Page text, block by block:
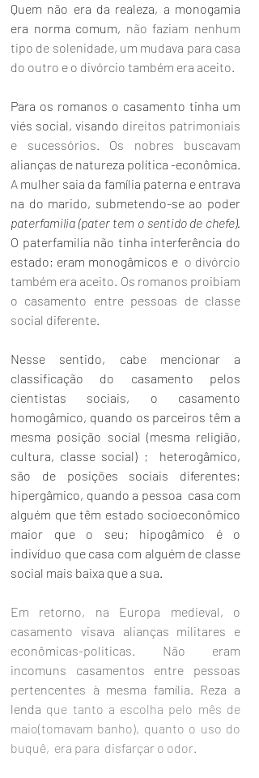
Quem não era da realeza, a monogamia
era norma comum, não faziam nenhum
tipo de solenidade, um mudava para casa
do outro e o divórcio também era aceito.
Para os romanos o casamento tinha um
viés social, visando direitos patrimoniais
e sucessórios. Os nobres buscavam
alianças de natureza política
A mulher saia da família paterna e entrava
paterfamilia (pater tem o sentido de chefe).
O paterfamilia não tinha interferência do
estado; eram monogâmicos e o divórcio
também era aceito. Os romanos proibiam
o casamento entre pessoas de classe
social diferente.
Nesse sentido, cabe mencionar a
classificação do casamento pelos
cientistas sociais, o casamento
homogâmico, quando os parceiros têm a
mesma posição social (mesma religião,
cultura, classe social) ;  heterogâmico,
são de posições sociais diferentes;
hipergâmico, quando a pessoa  casa com
alguém que têm estado socioeconômico
maior que o seu; hipogâmico é o
indivíduo que casa com alguém de classe
social mais baixa que a sua.
Em retorno, na Europa medieval, o
casamento visava alianças militares e
econômicas-politicas. Não eram
incomuns casamentos entre pessoas
pertencentes à mesma família. Reza a
lenda que tanto a escolha pelo mês de
maio(tomavam banho), quanto o uso do
buquê,  era para  disfarçar o odor.